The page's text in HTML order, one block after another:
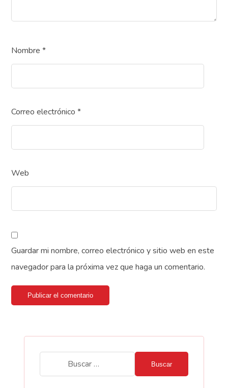
Nombre*
Correo electrónico*
Web
Guardar mi nombre, correo electrónico y sitio web en este
navegador para la próxima vez que haga un comentario.
Publicar el comentario
Buscar